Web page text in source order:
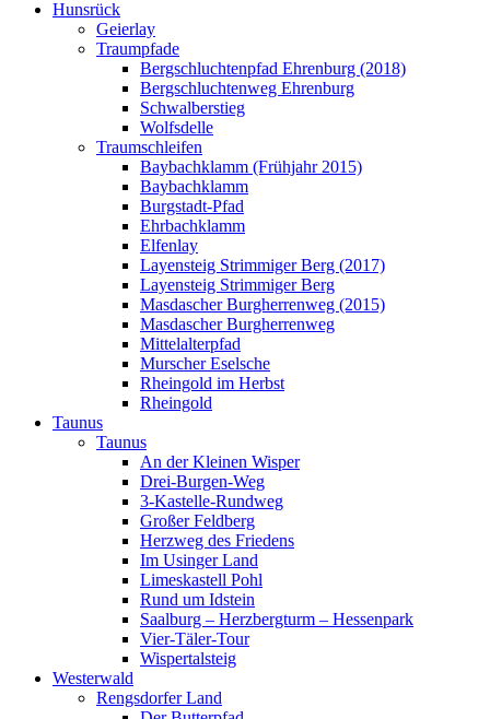
Hunsrück
Geierlay
Traumpfade
Bergschluchtenpfad Ehrenburg (2018)
Bergschluchtenweg Ehrenburg
Schwalberstieg
Wolfsdelle
Traumschleifen
Baybachklamm (Frühjahr 2015)
Baybachklamm
Burgstadt-Pfad
Ehrbachklamm
Elfenlay
Layensteig Strimmiger Berg (2017)
Layensteig Strimmiger Berg
Masdascher Burgherrenweg (2015)
Masdascher Burgherrenweg
Mittelalterpfad
Murscher Eselsche
Rheingold im Herbst
Rheingold
Taunus
Taunus
An der Kleinen Wisper
Drei-Burgen-Weg
3-Kastelle-Rundweg
Großer Feldberg
Herzweg des Friedens
Im Usinger Land
Limeskastell Pohl
Rund um Idstein
Saalburg – Herzbergturm – Hessenpark
Vier-Täler-Tour
Wispertalsteig
Westerwald
Rengsdorfer Land